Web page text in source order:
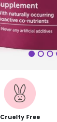
Cruelty Free